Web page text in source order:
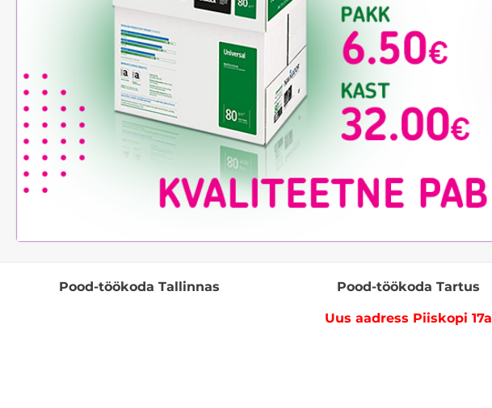
Pood-töökoda Tallinnas Pood-töökoda Tartus
Uus aadress Piiskopi 17a